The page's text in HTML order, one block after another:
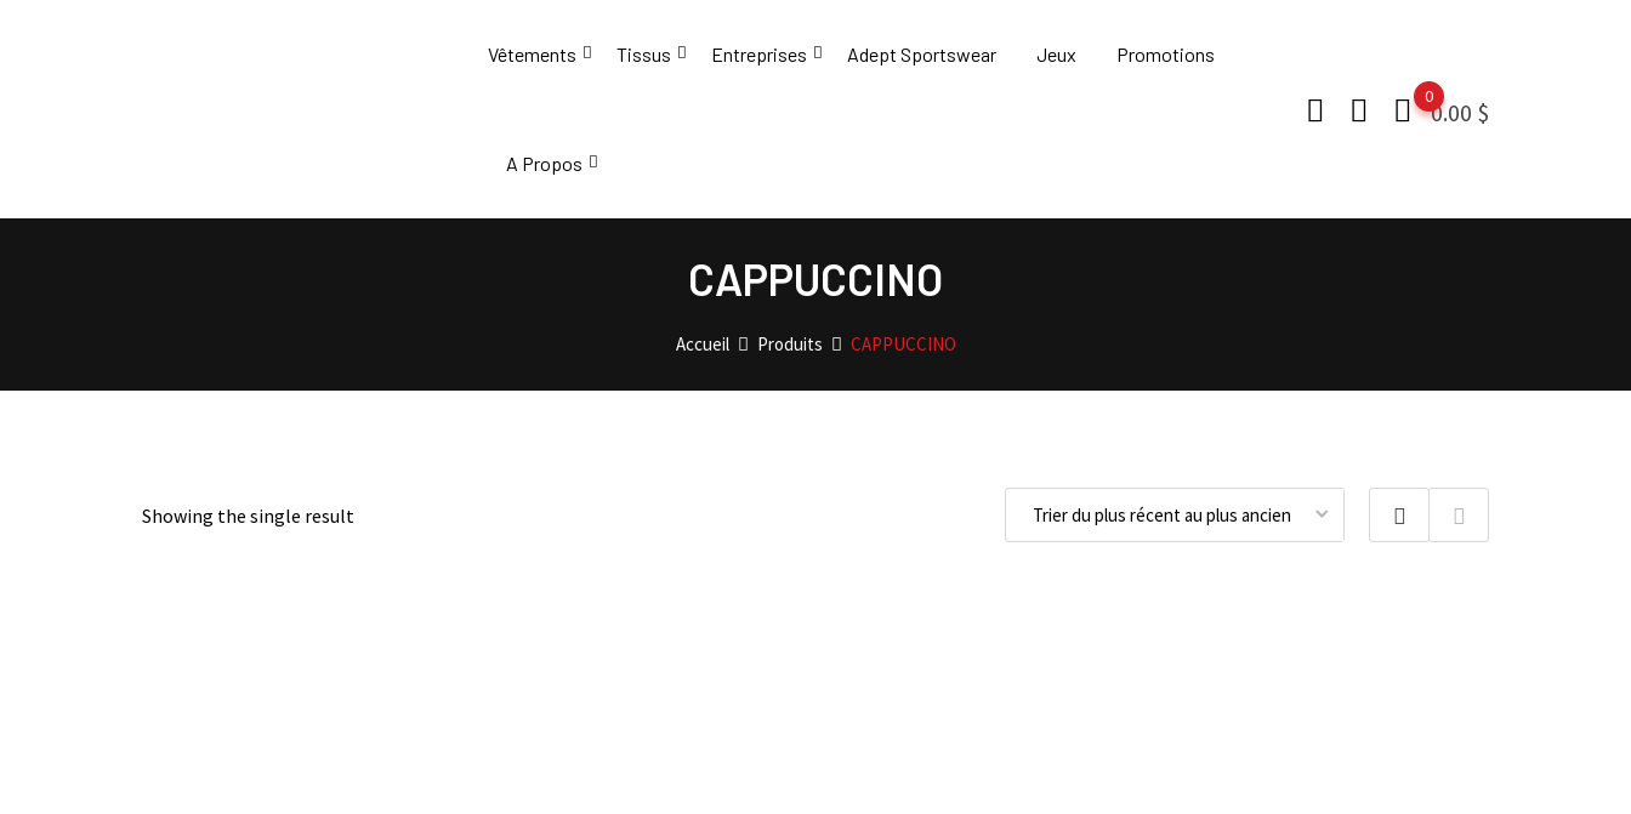
Vêtements Tissus Entreprises Adept Sportswear Jeux Promotions
A Propos
0.00 $
0
CAPPUCCINO
Accueil Produits CAPPUCCINO
Showing the single result